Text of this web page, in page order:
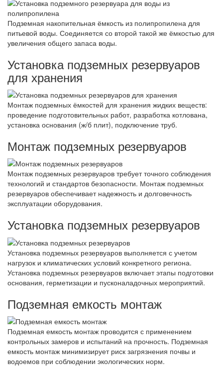
Подземная накопительная ёмкость из полипропилена для
питьевой воды. Соединяется со второй такой же ёмкостью для
увеличения общего запаса воды.
Установка подземных резервуаров
для хранения
Монтаж подземных ёмкостей для хранения жидких веществ:
проведение подготовительных работ, разработка котлована,
установка основания (ж/б плит), подключение труб.
Монтаж подземных резервуаров
Монтаж подземных резервуаров требует точного соблюдения
технологий и стандартов безопасности. Монтаж подземных
резервуаров обеспечивает надежность и долговечность
эксплуатации оборудования.
Установка подземных резервуаров
Установка подземных резервуаров выполняется с учетом
нагрузок и климатических условий конкретного региона.
Установка подземных резервуаров включает этапы подготовки
основания, герметизации и пусконаладочных мероприятий.
Подземная емкость монтаж
Подземная емкость монтаж проводится с применением
контрольных замеров и испытаний на прочность. Подземная
емкость монтаж минимизирует риск загрязнения почвы и
водоемов при соблюдении экологических норм.